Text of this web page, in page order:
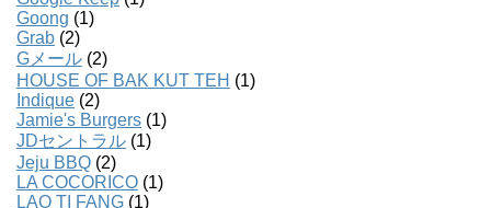
Goong (1)
Grab (2)
Gメール (2)
HOUSE OF BAK KUT TEH (1)
Indique (2)
Jamie's Burgers (1)
JDセントラル (1)
Jeju BBQ (2)
LA COCORICO (1)
LAO TI FANG (1)